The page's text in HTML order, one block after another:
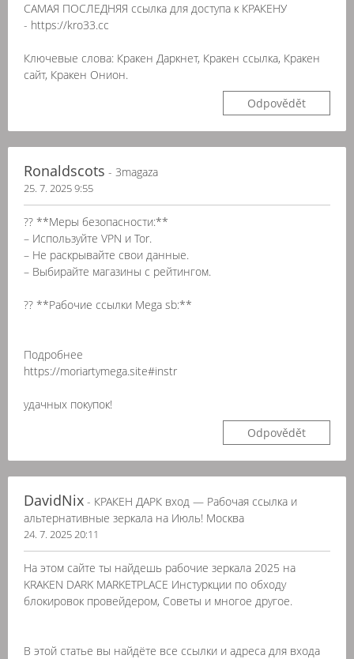
САМАЯ ПОСЛЕДНЯЯ ссылка для доступа к КРАКЕНУ
- https://kro33.cc
Ключевые слова: Кракен Даркнет, Кракен ссылка, Кракен
сайт, Кракен Онион.
Odpovědět
Ronaldscots - 3magaza
25. 7. 2025 9:55
?? **Меры безопасности:**
– Используйте VPN и Tor.
– Не раскрывайте свои данные.
– Выбирайте магазины с рейтингом.
?? **Рабочие ссылки Mega sb:**
Подробнее
https://moriartymega.site#instr
удачных покупок!
Odpovědět
DavidNix - КРАКЕН ДАРК вход — Рабочая ссылка и
альтернативные зеркала на Июль! Москва
24. 7. 2025 20:11
На этом сайте ты найдешь рабочие зеркала 2025 на
KRAKEN DARK MARKETPLACE Инстуркции по обходу
блокировок провейдером, Советы и многое другое.
В этой статье вы найдёте все ссылки и адреса для входа